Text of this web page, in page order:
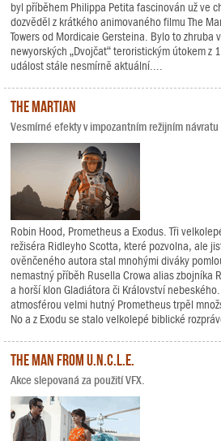
byl příběhem Philippa Petita fascinován už ve
dozvěděl z krátkého animovaného filmu The
Towers od Mordicaie Gersteina. Bylo to
newyorských „Dvojčat“ teroristickým útokem z
událost stále nesmírně aktuální....
The Martian
Vesmírné efekty v impozantním režijním návratu
Robin Hood, Prometheus a Exodus. Tři
režiséra Ridleyho Scotta, které pozvolna, ale
ověnčeného autora stal mnohými diváky
nemastný příběh Rusella Crowa alias zbojníka
a horší klon Gladiátora či Království
atmosférou velmi hutný Prometheus trpěl
No a z Exodu se stalo velkolepé biblické
The Man from U.N.C.L.E.
Akce slepovaná za použití VFX.